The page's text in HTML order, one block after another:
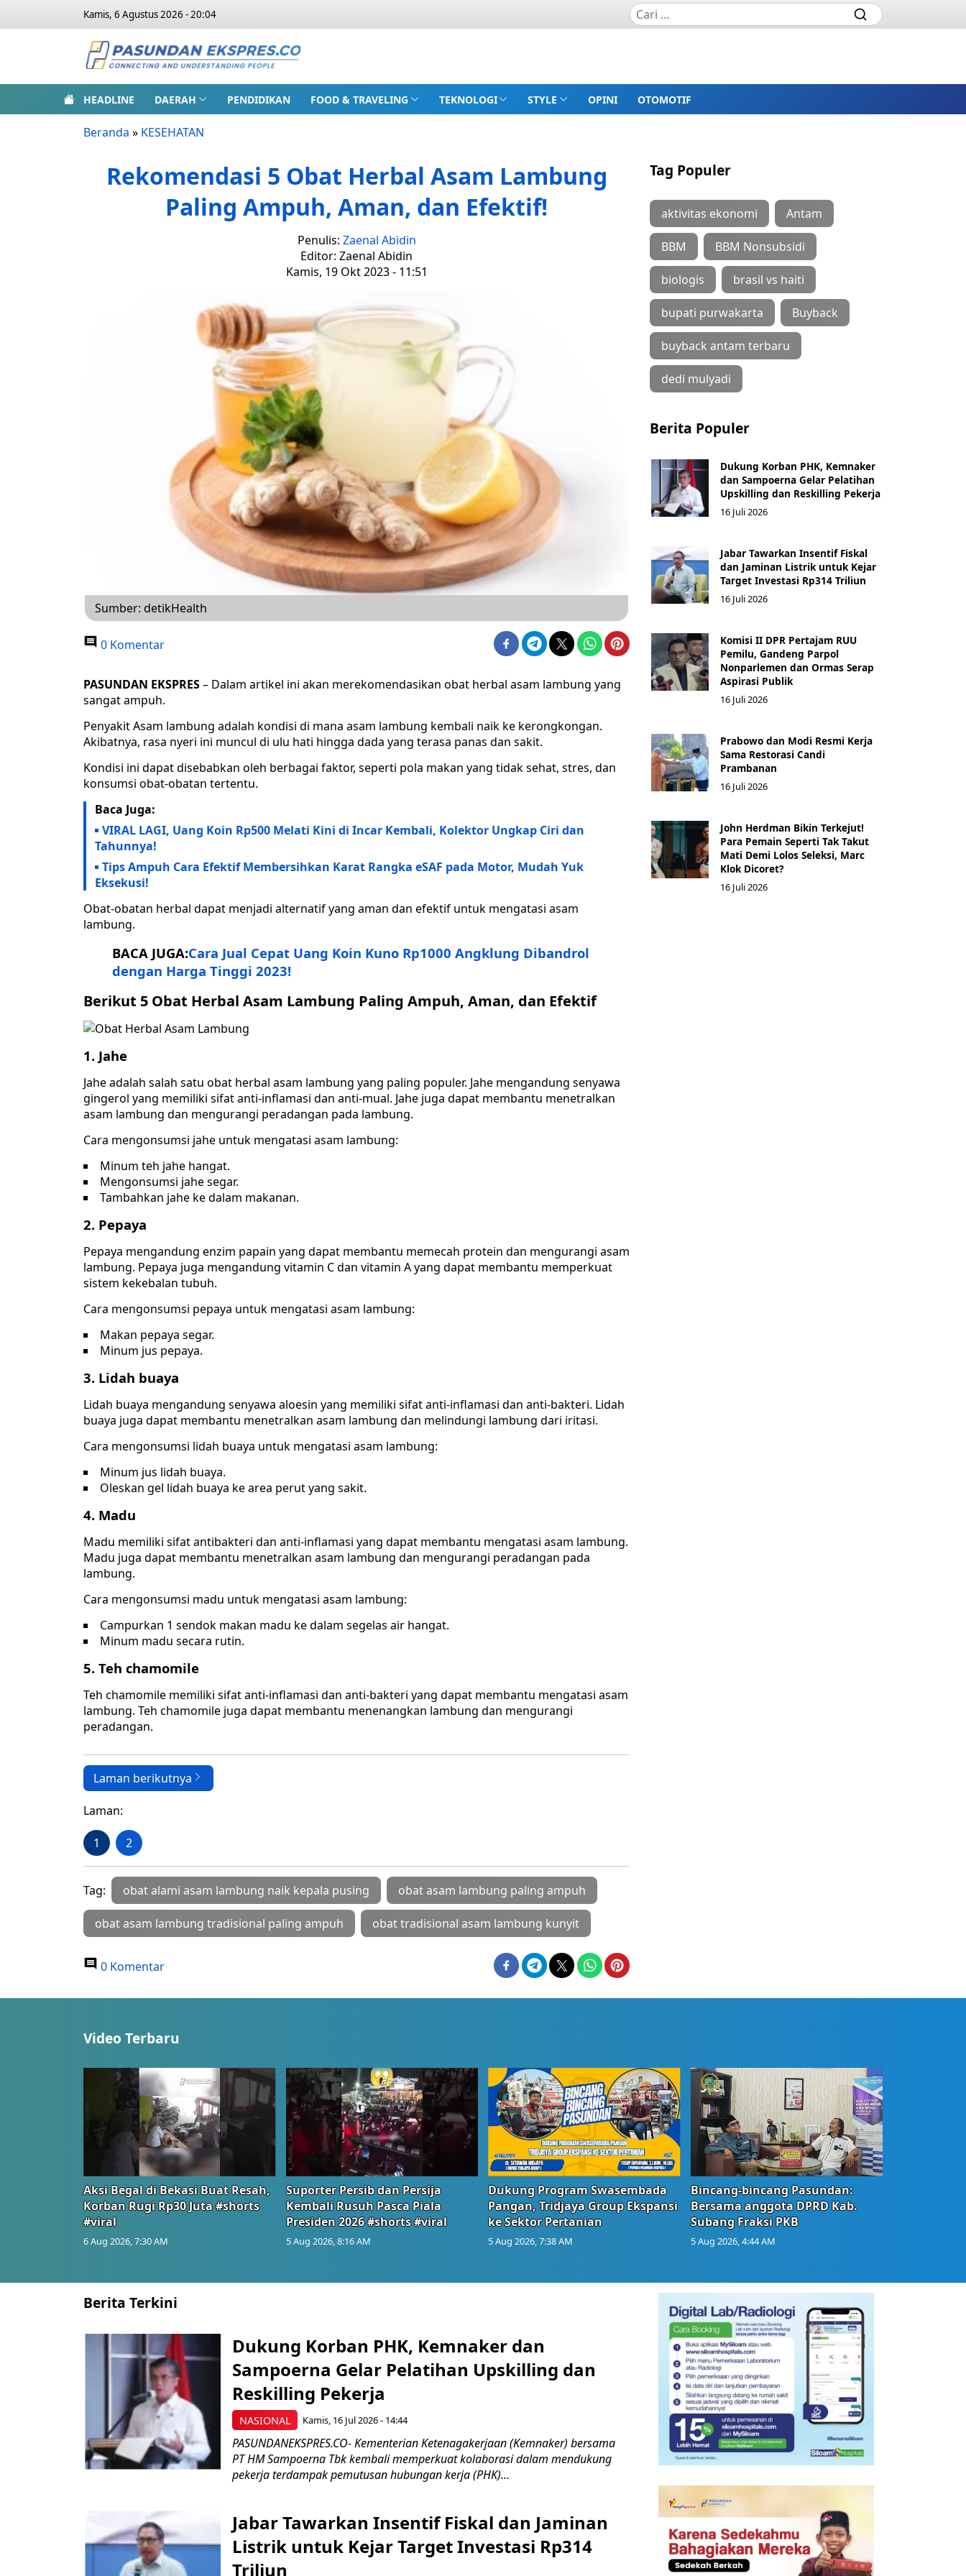
Kamis, 6 Agustus 2026 - 20:04
HEADLINE DAERAH PENDIDIKAN FOOD & TRAVELING TEKNOLOGI STYLE OPINI OTOMOTIF
Beranda » KESEHATAN
Rekomendasi 5 Obat Herbal Asam Lambung
Paling Ampuh, Aman, dan Efektif!
Penulis: Zaenal Abidin
Editor: Zaenal Abidin
Kamis, 19 Okt 2023 - 11:51
Sumber: detikHealth
0 Komentar
PASUNDAN EKSPRES– Dalam artikel ini akan merekomendasikan obat herbal asam lambung yang
sangat ampuh.
Penyakit Asam lambung adalah kondisi di mana asam lambung kembali naik ke kerongkongan.
Akibatnya, rasa nyeri ini muncul di ulu hati hingga dada yang terasa panas dan sakit.
Kondisi ini dapat disebabkan oleh berbagai faktor, seperti pola makan yang tidak sehat, stres, dan
konsumsi obat-obatan tertentu.
Baca Juga:
VIRAL LAGI, Uang Koin Rp500 Melati Kini di Incar Kembali, Kolektor Ungkap Ciri dan
Tahunnya!
Tips Ampuh Cara Efektif Membersihkan Karat Rangka eSAF pada Motor, Mudah Yuk
Eksekusi!
Obat-obatan herbal dapat menjadi alternatif yang aman dan efektif untuk mengatasi asam
lambung.
BACA JUGA:Cara Jual Cepat Uang Koin Kuno Rp1000 Angklung Dibandrol
dengan Harga Tinggi 2023!
Berikut 5 Obat Herbal Asam Lambung Paling Ampuh, Aman, dan Efektif
1. Jahe
Jahe adalah salah satu obat herbal asam lambung yang paling populer. Jahe mengandung senyawa
gingerol yang memiliki sifat anti-inflamasi dan anti-mual. Jahe juga dapat membantu menetralkan
asam lambung dan mengurangi peradangan pada lambung.
Cara mengonsumsi jahe untuk mengatasi asam lambung:
Minum teh jahe hangat.
Mengonsumsi jahe segar.
Tambahkan jahe ke dalam makanan.
2. Pepaya
Pepaya mengandung enzim papain yang dapat membantu memecah protein dan mengurangi asam
lambung. Pepaya juga mengandung vitamin C dan vitamin A yang dapat membantu memperkuat
sistem kekebalan tubuh.
Cara mengonsumsi pepaya untuk mengatasi asam lambung:
Makan pepaya segar.
Minum jus pepaya.
3. Lidah buaya
Lidah buaya mengandung senyawa aloesin yang memiliki sifat anti-inflamasi dan anti-bakteri. Lidah
buaya juga dapat membantu menetralkan asam lambung dan melindungi lambung dari iritasi.
Cara mengonsumsi lidah buaya untuk mengatasi asam lambung:
Minum jus lidah buaya.
Oleskan gel lidah buaya ke area perut yang sakit.
4. Madu
Madu memiliki sifat antibakteri dan anti-inflamasi yang dapat membantu mengatasi asam lambung.
Madu juga dapat membantu menetralkan asam lambung dan mengurangi peradangan pada
lambung.
Cara mengonsumsi madu untuk mengatasi asam lambung:
Campurkan 1 sendok makan madu ke dalam segelas air hangat.
Minum madu secara rutin.
5. Teh chamomile
Teh chamomile memiliki sifat anti-inflamasi dan anti-bakteri yang dapat membantu mengatasi asam
lambung. Teh chamomile juga dapat membantu menenangkan lambung dan mengurangi
peradangan.
Laman berikutnya
Laman:
1 2
Tag: obat alami asam lambung naik kepala pusing obat asam lambung paling ampuh
obat asam lambung tradisional paling ampuh obat tradisional asam lambung kunyit
0 Komentar
Tag Populer
aktivitas ekonomi Antam
BBM BBM Nonsubsidi
biologis brasil vs haiti
bupati purwakarta Buyback
buyback antam terbaru
dedi mulyadi
Berita Populer
Dukung Korban PHK, Kemnaker
dan Sampoerna Gelar Pelatihan
Upskilling dan Reskilling Pekerja
16 Juli 2026
Jabar Tawarkan Insentif Fiskal
dan Jaminan Listrik untuk Kejar
Target Investasi Rp314 Triliun
16 Juli 2026
Komisi II DPR Pertajam RUU
Pemilu, Gandeng Parpol
Nonparlemen dan Ormas Serap
Aspirasi Publik
16 Juli 2026
Prabowo dan Modi Resmi Kerja
Sama Restorasi Candi
Prambanan
16 Juli 2026
John Herdman Bikin Terkejut!
Para Pemain Seperti Tak Takut
Mati Demi Lolos Seleksi, Marc
Klok Dicoret?
16 Juli 2026
Video Terbaru
Aksi Begal di Bekasi Buat Resah,
Korban Rugi Rp30 Juta #shorts
#viral
6 Aug 2026, 7:30 AM
Suporter Persib dan Persija
Kembali Rusuh Pasca Piala
Presiden 2026 #shorts #viral
5 Aug 2026, 8:16 AM
Dukung Program Swasembada
Pangan, Tridjaya Group Ekspansi
ke Sektor Pertanian
5 Aug 2026, 7:38 AM
Bincang-bincang Pasundan:
Bersama anggota DPRD Kab.
Subang Fraksi PKB
5 Aug 2026, 4:44 AM
Berita Terkini
NASIONAL
Dukung Korban PHK, Kemnaker dan
Sampoerna Gelar Pelatihan Upskilling dan
Reskilling Pekerja
Kamis, 16 Jul 2026 - 14:44
PASUNDANEKSPRES.CO- Kementerian Ketenagakerjaan (Kemnaker) bersama
PT HM Sampoerna Tbk kembali memperkuat kolaborasi dalam mendukung
pekerja terdampak pemutusan hubungan kerja (PHK)...
Jabar Tawarkan Insentif Fiskal dan Jaminan
Listrik untuk Kejar Target Investasi Rp314
Triliun